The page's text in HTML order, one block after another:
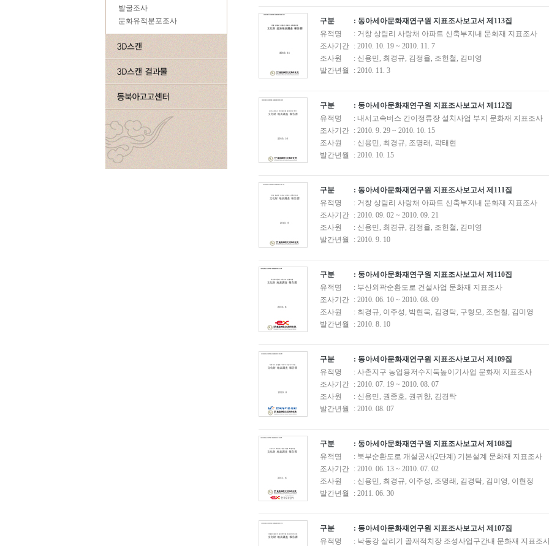
발굴조사
문화유적분포조사
구분
: 동아세아문화재연구원 지표조사보고서 제113집
유적명
: 거창 상림리 사랑채 아파트 신축부지내 문화재 지표조사
조사기간 : 2010. 10. 19 ~ 2010. 11. 7
조사원
: 신용민, 최경규, 김정율, 조헌철, 김미영
발간년월
: 2010. 11. 3
구분
: 동아세아문화재연구원 지표조사보고서 제112집
유적명
: 내서고속버스 간이정류장 설치사업 부지 문화재 지표조사
조사기간 : 2010. 9. 29 ~ 2010. 10. 15
조사원
: 신용민, 최경규, 조명래, 곽태현
발간년월
: 2010. 10. 15
구분
: 동아세아문화재연구원 지표조사보고서 제111집
유적명
: 거창 상림리 사랑채 아파트 신축부지내 문화재 지표조사
조사기간 : 2010. 09. 02 ~ 2010. 09. 21
조사원
: 신용민, 최경규, 김정율, 조헌철, 김미영
발간년월
: 2010. 9. 10
구분
: 동아세아문화재연구원 지표조사보고서 제110집
유적명
: 부산외곽순환도로 건설사업 문화재 지표조사
조사기간 : 2010. 06. 10 ~ 2010. 08. 09
조사원
: 최경규, 이주성, 박현욱, 김경탁, 구형모, 조헌철, 김미영
발간년월
: 2010. 8. 10
구분
: 동아세아문화재연구원 지표조사보고서 제109집
유적명
: 사촌지구 농업용저수지둑높이기사업 문화재 지표조사
조사기간 : 2010. 07. 19 ~ 2010. 08. 07
조사원
: 신용민, 권종호, 권귀향, 김경탁
발간년월
: 2010. 08. 07
구분
: 동아세아문화재연구원 지표조사보고서 제108집
유적명
: 북부순환도로 개설공사(2단계) 기본설계 문화재 지표조사
조사기간 : 2010. 06. 13 ~ 2010. 07. 02
조사원
: 신용민, 최경규, 이주성, 조명래, 김경탁, 김미영, 이현정
발간년월
: 2011. 06. 30
구분
: 동아세아문화재연구원 지표조사보고서 제107집
유적명
: 낙동강 살리기 골재적치장 조성사업구간내 문화재 지표조